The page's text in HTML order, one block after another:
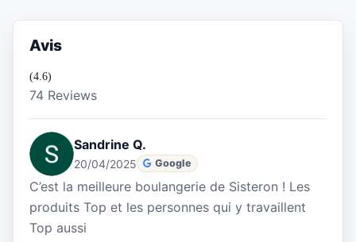
Avis
(4.6)
74 Reviews
Sandrine Q.
20/04/2025 Google
C’est la meilleure boulangerie de Sisteron ! Les
produits Top et les personnes qui y travaillent
Top aussi